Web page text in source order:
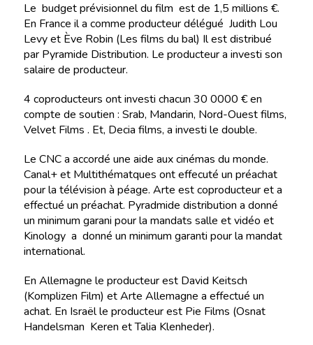
Le budget prévisionnel du film est de 1,5 millions €.
En France il a comme producteur délégué Judith Lou
Levy et Ève Robin (Les films du bal) Il est distribué
par Pyramide Distribution. Le producteur a investi son
salaire de producteur.
4 coproducteurs ont investi chacun 30 0000 € en
compte de soutien : Srab, Mandarin, Nord-Ouest films,
Velvet Films . Et, Decia films, a investi le double.
Le CNC a accordé une aide aux cinémas du monde.
Canal+ et Multithématques ont effecuté un préachat
pour la télévision à péage. Arte est coproducteur et a
effectué un préachat. Pyradmide distribution a donné
un minimum garani pour la mandats salle et vidéo et
Kinology a donné un minimum garanti pour la mandat
international.
En Allemagne le producteur est David Keitsch
(Komplizen Film) et Arte Allemagne a effectué un
achat. En Israël le producteur est Pie Films (Osnat
Handelsman Keren et Talia Klenheder).